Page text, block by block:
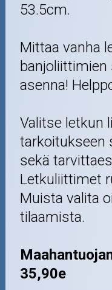
53.5cm.
Mittaa vanha
banjoliittimien
asenna!
Valitse letkun
tarkoitukseen
sekä
Letkuliittimet
Muista valita
tilaamista.
35,90e